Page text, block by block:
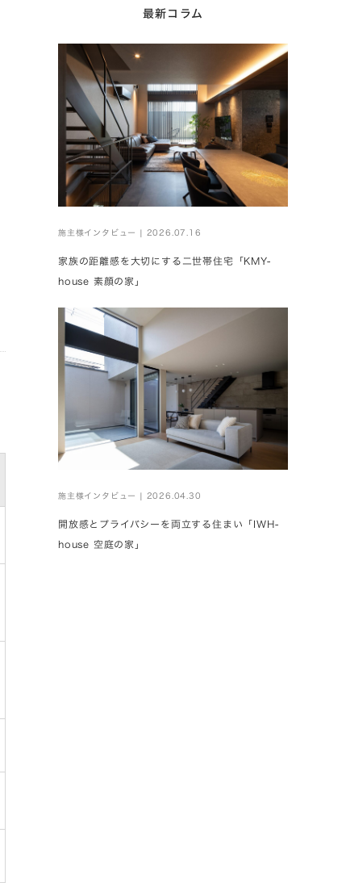
最新コラム
施主様インタビュー | 2026.07.16
家族の距離感を大切にする二世帯住宅「KMY-
house 素顔の家」
施主様インタビュー | 2026.04.30
開放感とプライバシーを両立する住まい「IWH-
house 空庭の家」